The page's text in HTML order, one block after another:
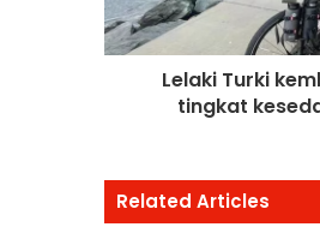
Lelaki Turki
tingkat
Related Articles